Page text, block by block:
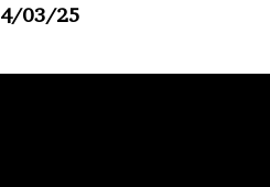
4/03/25